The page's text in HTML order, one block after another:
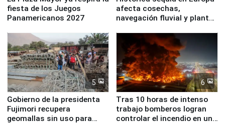
fiesta de los Juegos
Panamericanos 2027
afecta cosechas,
navegación fluvial y plantas
5
Gobierno de la presidenta
Fujimori recupera
geomallas sin uso para
6
Tras 10 horas de intenso
trabajo bomberos logran
controlar el incendio en una